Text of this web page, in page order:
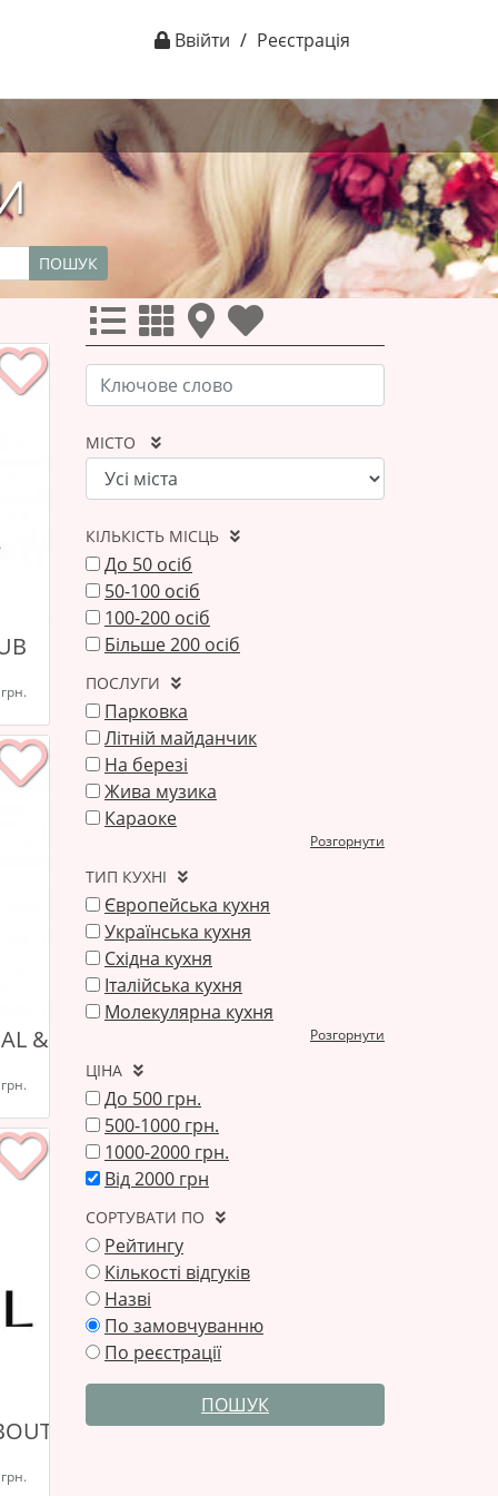
Ввійти / Реєстрація
ПОШУК
МІСТО
КІЛЬКІСТЬ МІСЦЬ
До 50 осіб
50-100 осіб
100-200 осіб
Більше 200 осіб
ПОСЛУГИ
Парковка
Літній майданчик
На березі
Жива музика
Караоке
Розгорнути
ТИП КУХНІ
Європейська кухня
Українська кухня
Східна кухня
Італійська кухня
Молекулярна кухня
Розгорнути
ЦІНА
До 500 грн.
500-1000 грн.
1000-2000 грн.
Від 2000 грн
СОРТУВАТИ ПО
Рейтингу
Кількості відгуків
Назві
По замовчуванню
По реєстрації
ПОШУК
& SPA
КОМПЛЕКС
HOTEL